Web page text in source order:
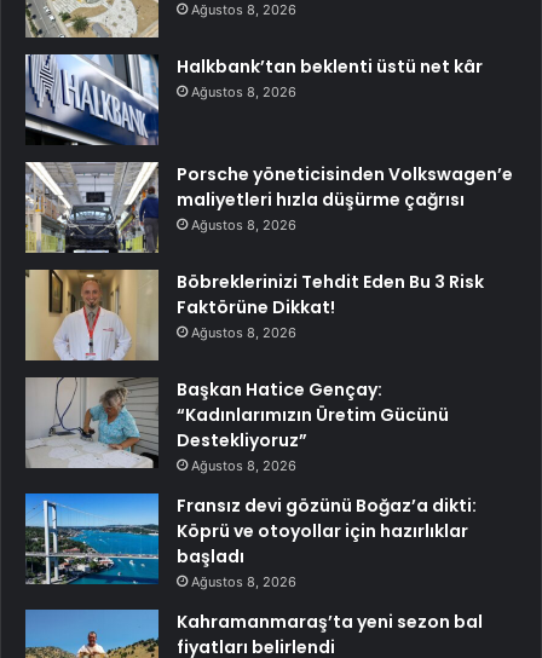
Ağustos 8, 2026
Halkbank’tan beklenti üstü net kâr
Ağustos 8, 2026
Porsche yöneticisinden Volkswagen’e
maliyetleri hızla düşürme çağrısı
Ağustos 8, 2026
Böbreklerinizi Tehdit Eden Bu 3 Risk
Faktörüne Dikkat!
Ağustos 8, 2026
Başkan Hatice Gençay:
“Kadınlarımızın Üretim Gücünü
Destekliyoruz”
Ağustos 8, 2026
Fransız devi gözünü Boğaz’a dikti:
Köprü ve otoyollar için hazırlıklar
başladı
Ağustos 8, 2026
Kahramanmaraş’ta yeni sezon bal
fiyatları belirlendi